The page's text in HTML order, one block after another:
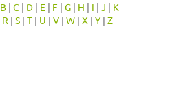
B | C | D | E | F | G | H | I | J | K
R | S | T | U | V | W | X | Y | Z